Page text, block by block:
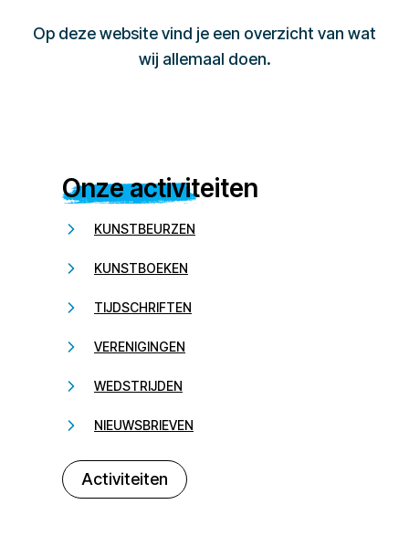
Op deze website vind je een overzicht van wat
wij allemaal doen.
Onze activiteiten
KUNSTBEURZEN
KUNSTBOEKEN
TIJDSCHRIFTEN
VERENIGINGEN
WEDSTRIJDEN
NIEUWSBRIEVEN
Activiteiten
232323